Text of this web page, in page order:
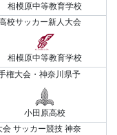
相模原中等教育学校
校サッカー新人大会
相模原中等教育学校
権大会・神奈川県予
小田原高校
サッカー競技 神奈